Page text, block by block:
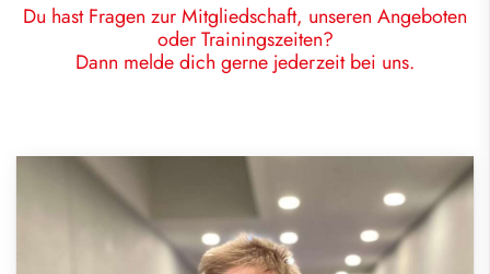
Du hast Fragen zur Mitgliedschaft, unseren Angeboten
oder Trainingszeiten?
Dann melde dich gerne jederzeit bei uns.